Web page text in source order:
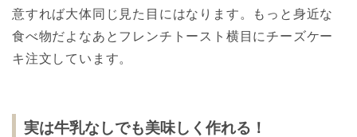
意すれば大体同じ見た目にはなります。もっと身近な
食べ物だよなあとフレンチトースト横目にチーズケー
キ注文しています。
実は牛乳なしでも美味しく作れる！